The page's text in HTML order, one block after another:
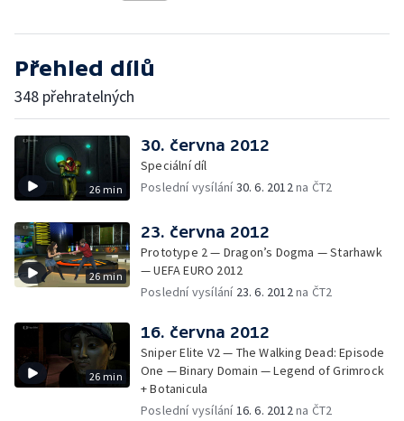
Přehled dílů
348 přehratelných
26 min
30. června 2012
Speciální díl
Poslední vysílání30. 6. 2012na ČT2
26 min
23. června 2012
Prototype 2 — Dragon’s Dogma — Starhawk
— UEFA EURO 2012
Poslední vysílání 23. 6. 2012na ČT2
26 min
16. června 2012
Sniper Elite V2 — The Walking Dead: Episode
One — Binary Domain — Legend of Grimrock
+ Botanicula
Poslední vysílání16. 6. 2012na ČT2